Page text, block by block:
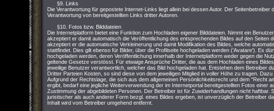
§9. Links
Die Verantwortung für gepostete Internet-Links liegt allein bei dessen Autor. Der
Verantwortung von bereitgestellten Links dritter Autoren.
§10. Fotos bzw. Bilddateien
Die Internetplatform bietet eine Funktion zum Hochladen eigener Bilddateien. Nimmt ein
akzeptiert er damit automatisch die Veröffentlichung des entsprechenden Bildes auf den Seiten
akzeptiert er die automatische Verkleinerung und damit Modifikation des Bildes, welche
stattfindet. Dies gilt ebenso für Bilder, über die Profilseite hochgeladen werden ('Avatare'). Es
hochgeladen werden, deren Veröffentlichung innerhalb der Internetplatform weder gegen die
geltende Gesetze verstösst. Für etwaige Ansprüche Dritter, die aus dem Hochladen eines
jeweilige Benutzer verantwortlich, welcher das Bild hochgeladen hat. Entstehen dem Betreiber
Dritter Parteien Kosten, so sind diese von dem jeweiligen Mitglied in voller Höhe zu tragen.
Aufgrund der Rechtslage, die sich aus dem allgemeinen Persönlichkeitsrecht und dem "Recht
ergibt, bedarf eine jegliche Weiterverwendung der im Internetportal bereitgestellten Fotos einer
Zustimmung der abgebildeten Personen. Der Betreiber ist für Zuwiderhandlungen nicht haftbar.
juristischer als auch anderer Form bezgl. eines Bildes ergeben, ist unverzüglich der Betreiber
Inhalt wird vom Betreiber umgehend entfernt.